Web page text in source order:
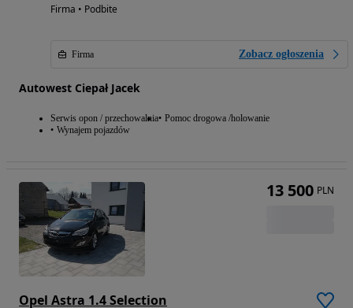
Firma • Podbite
Firma Zobacz ogłoszenia
Autowest Ciepał Jacek
Serwis opon / przechowalnia Pomoc drogowa /holowanie
Wynajem pojazdów
Opel Astra 1.4 Selection
13 500 PLN